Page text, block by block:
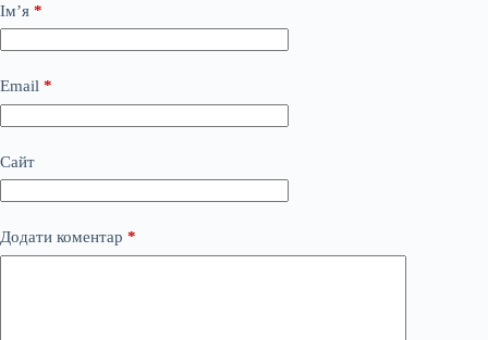
Ім’я *
Email *
Сайт
Додати коментар *